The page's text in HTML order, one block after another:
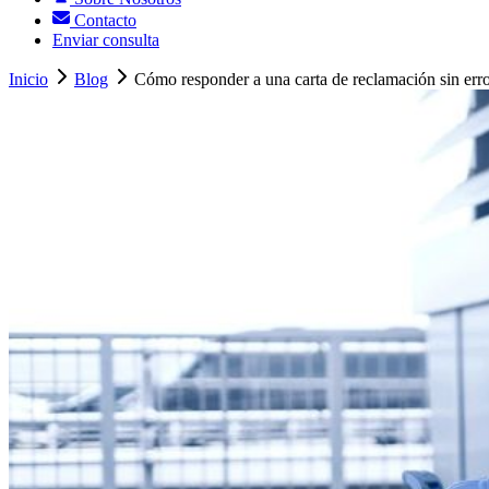
Contacto
Enviar consulta
Inicio Blog Cómo responder a una carta de reclamación sin